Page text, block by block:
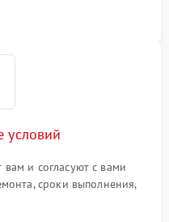
условий
и согласуют с вами
сроки выполнения,